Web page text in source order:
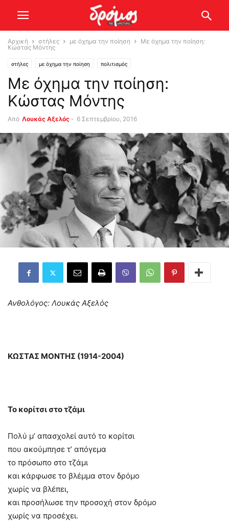
Αρχική στήλες με όχημα την ποίηση
Με όχημα την ποίηση:
Κώστας Μόντης
στήλες με όχημα την ποίηση πολιτισμός
Με όχημα την ποίηση:
Κώστας Μόντης
Από Λουκάς Αξελός - 6 Σεπτεμβρίου, 2016
Ανθολόγος: Λουκάς Αξελός
ΚΩΣΤΑΣ MΟΝΤΗΣ (1914-2004)
Το κορίτσι στο τζάμι
Πολύ μ’ απασχολεί αυτό το κορίτσι
που ακούμπησε τ’ απόγεμα
το πρόσωπο στο τζάμι
και κάρφωσε το βλέμμα στον δρόμο
χωρίς να βλέπει,
και προσήλωσε την προσοχή στον δρόμο
χωρίς να προσέχει.